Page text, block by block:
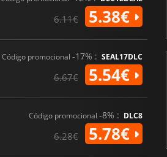
6.11€ 5.38€
Código promocional -17% : SEAL17DLC
6.67€ 5.54€
Código promocional -8% : DLC8
6.28€ 5.78€